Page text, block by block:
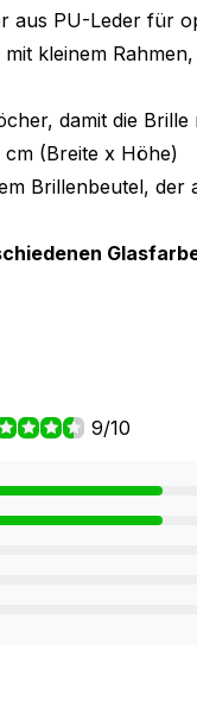
aus PU-Leder für
kleinem
damit die Brille
(Breite x Höhe)
Brillenbeutel,
9/10